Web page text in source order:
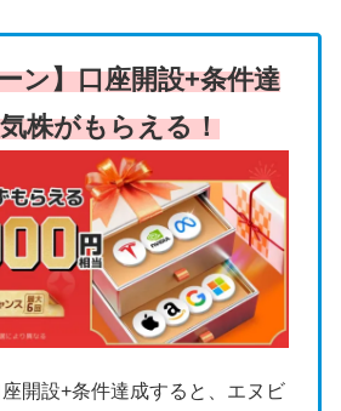
ン】口座開設+条件達
株がもらえる！
開設+条件達成すると、エヌビ